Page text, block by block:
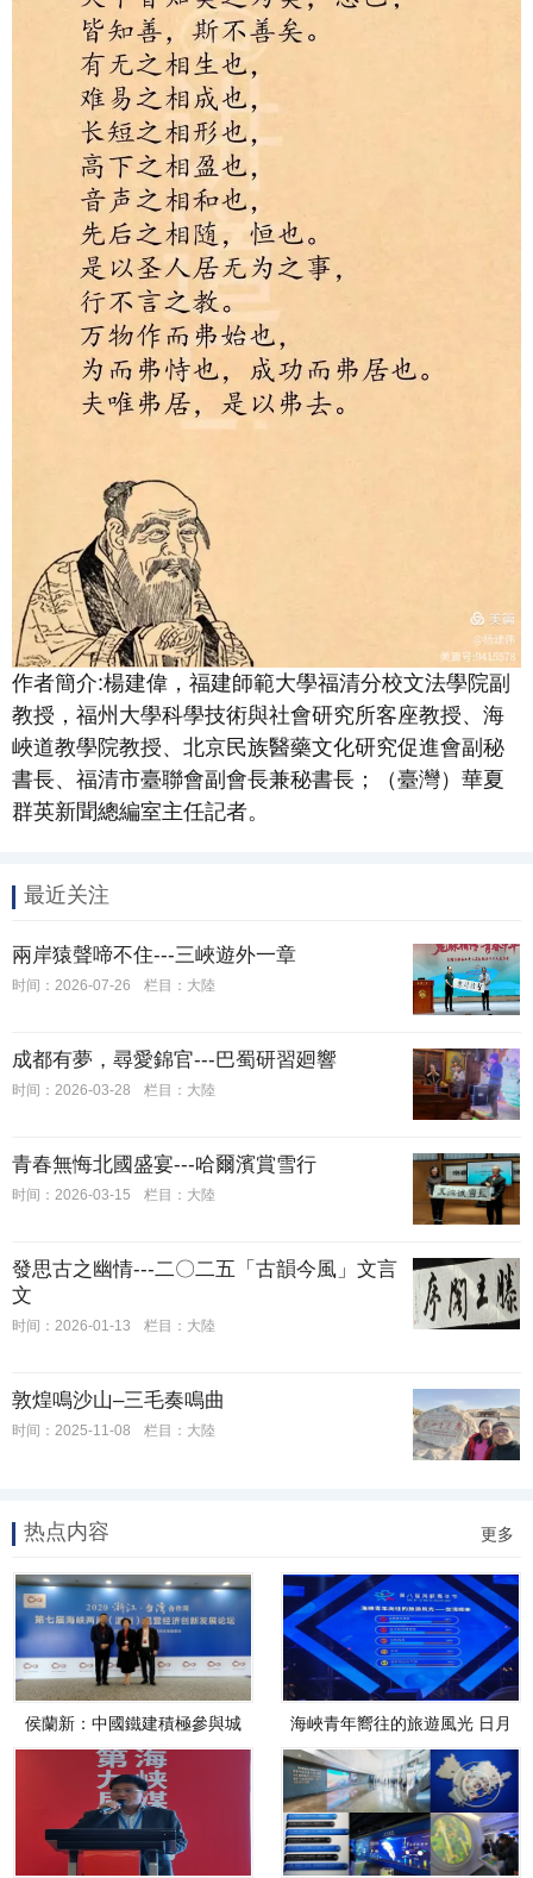
作者簡介:楊建偉，福建師範大學福清分校文法學院副
教授，福州大學科學技術與社會研究所客座教授、海
峽道教學院教授、北京民族醫藥文化研究促進會副秘
書長、福清市臺聯會副會長兼秘書長；（臺灣）華夏
群英新聞總編室主任記者。
最近关注
兩岸猿聲啼不住---三峽遊外一章
时间：2026-07-26 栏目：大陸
成都有夢，尋愛錦官---巴蜀研習廻響
时间：2026-03-28 栏目：大陸
​青春無悔北國盛宴---哈爾濱賞雪行
时间：2026-03-15 栏目：大陸
發思古之幽情---二〇二五「古韻今風」文言
文
时间：2026-01-13 栏目：大陸
敦煌鳴沙山–三毛奏鳴曲
时间：2025-11-08 栏目：大陸
热点内容 更多
侯蘭新：中國鐵建積極參與城
市基
海峽青年嚮往的旅遊風光 日月
潭